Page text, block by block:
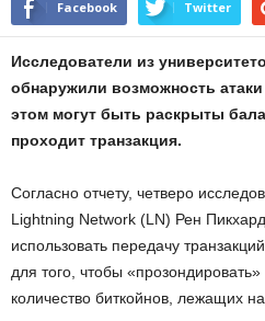
Facebook Twitter
Исследователи из
обнаружили возможность
этом могут быть раскрыты
проходит транзакция.
Согласно отчету, четверо
Lightning Network (LN) Рен
использовать передачу
для того, чтобы
количество биткойнов, лежащих